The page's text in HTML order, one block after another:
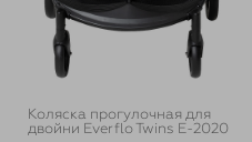
Коляска прогулочная для
двойни Everflo Twins E-2020